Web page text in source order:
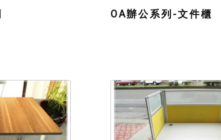
OA辦公系列-文件櫃